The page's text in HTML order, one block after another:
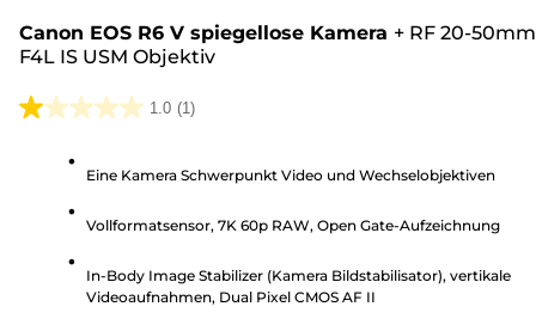
Canon EOS R6 V spiegellose Kamera + RF 20-50mm
F4L IS USM Objektiv
1.0 (1)
1.0
Sternen.
Bewertung
Eine Kamera Schwerpunkt Video und Wechselobjektiven
Vollformatsensor, 7K 60p RAW, Open Gate-Aufzeichnung
In-Body Image Stabilizer (Kamera Bildstabilisator), vertikale
Videoaufnahmen, Dual Pixel CMOS AF II